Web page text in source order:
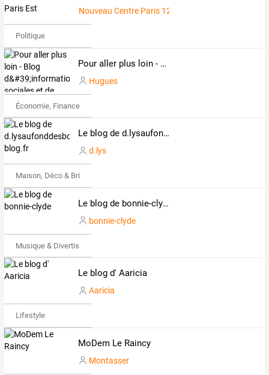
Nouveau Centre Paris 12
Politique
Pour aller plus loin - Blog d&#39;informations sociales et de discussions
Hugues
Économie, Finance & Droit
Le blog de d.lysaufonddesbois.over-blog.fr
d.lys
Maison, Déco & Bricolage
Le blog de bonnie-clyde
bonnie-clyde
Musique & Divertissements
Le blog d' Aaricia
Aaricia
Lifestyle
MoDem Le Raincy
Montasser